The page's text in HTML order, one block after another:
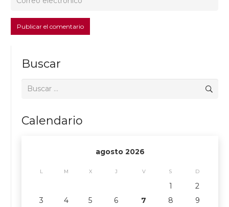
Publicar el comentario
Buscar
Buscar:
Calendario
agosto 2026
L M X J V S D
1
2
3
4 5 6 7 8
9